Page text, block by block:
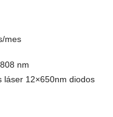
mes
nm
láser 12×650nm diodos